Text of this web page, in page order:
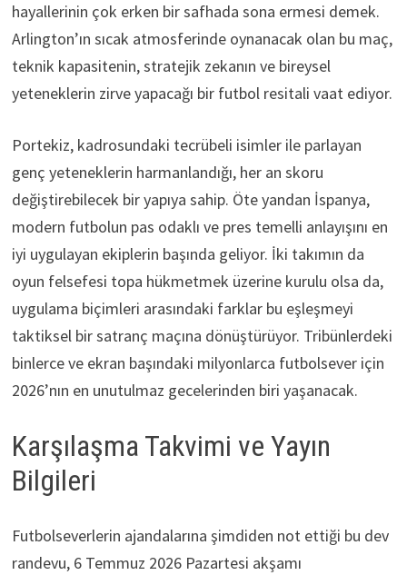
hayallerinin çok erken bir safhada sona ermesi demek.
Arlington’ın sıcak atmosferinde oynanacak olan bu maç,
teknik kapasitenin, stratejik zekanın ve bireysel
yeteneklerin zirve yapacağı bir futbol resitali vaat ediyor.
Portekiz, kadrosundaki tecrübeli isimler ile parlayan
genç yeteneklerin harmanlandığı, her an skoru
değiştirebilecek bir yapıya sahip. Öte yandan İspanya,
modern futbolun pas odaklı ve pres temelli anlayışını en
iyi uygulayan ekiplerin başında geliyor. İki takımın da
oyun felsefesi topa hükmetmek üzerine kurulu olsa da,
uygulama biçimleri arasındaki farklar bu eşleşmeyi
taktiksel bir satranç maçına dönüştürüyor. Tribünlerdeki
binlerce ve ekran başındaki milyonlarca futbolsever için
2026’nın en unutulmaz gecelerinden biri yaşanacak.
Karşılaşma Takvimi ve Yayın
Bilgileri
Futbolseverlerin ajandalarına şimdiden not ettiği bu dev
randevu, 6 Temmuz 2026 Pazartesi akşamı